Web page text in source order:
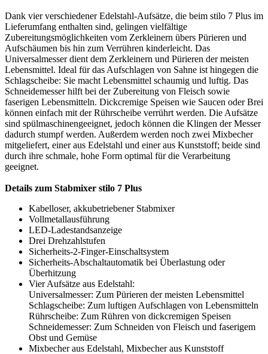
Dank vier verschiedener Edelstahl-Aufsätze, die beim stilo 7 Plus im
Lieferumfang enthalten sind, gelingen vielfältige
Zubereitungsmöglichkeiten vom Zerkleinern übers Pürieren und
Aufschäumen bis hin zum Verrühren kinderleicht. Das
Universalmesser dient dem Zerkleinern und Pürieren der meisten
Lebensmittel. Ideal für das Aufschlagen von Sahne ist hingegen die
Schlagscheibe: Sie macht Lebensmittel schaumig und luftig. Das
Schneidemesser hilft bei der Zubereitung von Fleisch sowie
faserigen Lebensmitteln. Dickcremige Speisen wie Saucen oder Brei
können einfach mit der Rührscheibe verrührt werden. Die Aufsätze
sind spülmaschinengeeignet, jedoch können die Klingen der Messer
dadurch stumpf werden. Außerdem werden noch zwei Mixbecher
mitgeliefert, einer aus Edelstahl und einer aus Kunststoff; beide sind
durch ihre schmale, hohe Form optimal für die Verarbeitung
geeignet.
Details zum Stabmixer stilo 7 Plus
Kabelloser, akkubetriebener Stabmixer
Vollmetallausführung
LED-Ladestandsanzeige
Drei Drehzahlstufen
Sicherheits-2-Finger-Einschaltsystem
Sicherheits-Abschaltautomatik bei Überlastung oder
Überhitzung
Vier Aufsätze aus Edelstahl:
Universalmesser: Zum Pürieren der meisten Lebensmittel
Schlagscheibe: Zum luftigen Aufschlagen von Lebensmitteln
Rührscheibe: Zum Rühren von dickcremigen Speisen
Schneidemesser: Zum Schneiden von Fleisch und faserigem
Obst und Gemüse
Mixbecher aus Edelstahl, Mixbecher aus Kunststoff